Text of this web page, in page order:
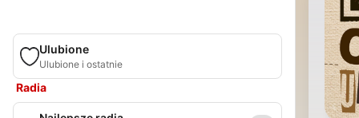
Ulubione
Ulubione i ostatnie
Radia